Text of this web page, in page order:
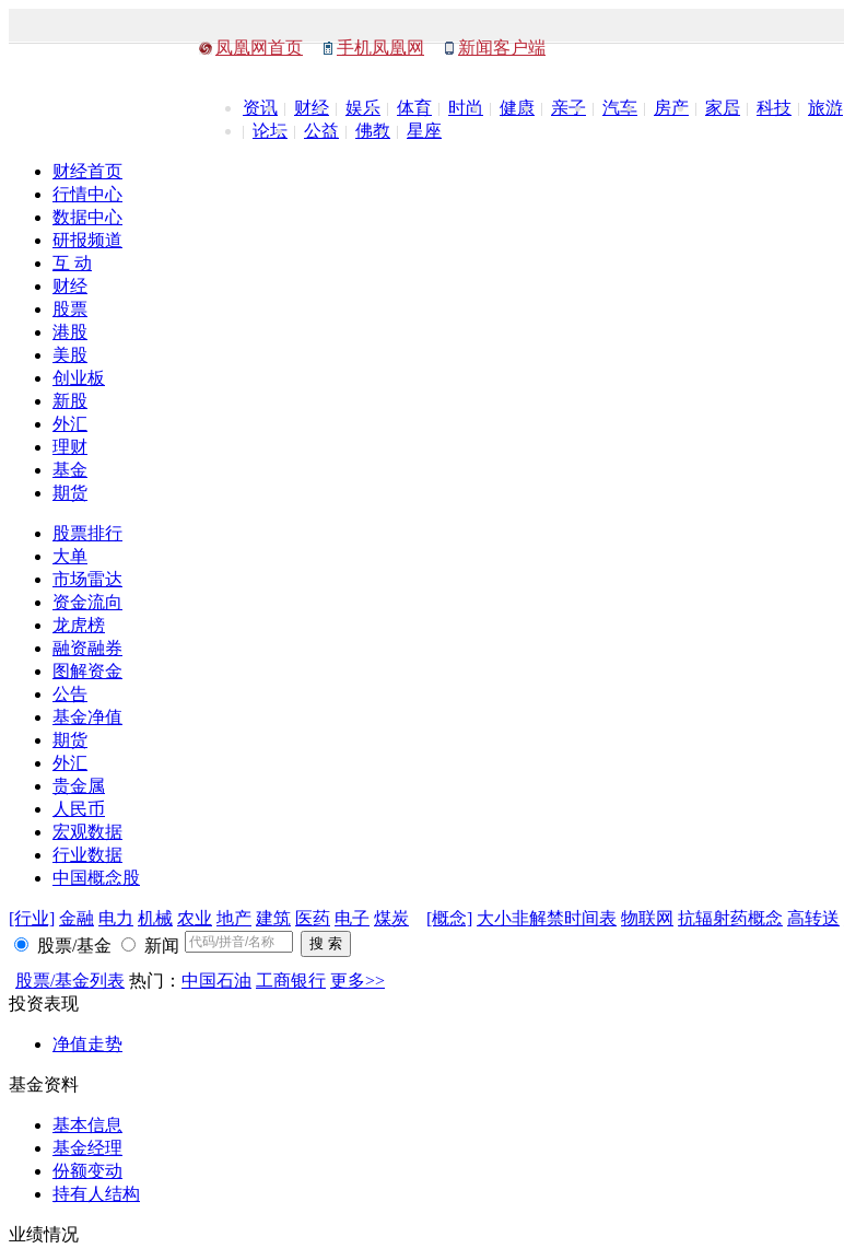
凤凰网首页 手机凤凰网 新闻客户端
资讯 财经 娱乐 体育 时尚 健康 亲子 汽车 房产 家居 科技 旅游
论坛
公益 佛教 星座
财经首页
行情中心
数据中心
研报频道
互 动
财经
股票
港股
美股
创业板
新股
外汇
理财
基金
期货
股票排行
大单
市场雷达
资金流向
龙虎榜
融资融券
图解资金
公告
基金净值
期货
外汇
贵金属
人民币
宏观数据
行业数据
中国概念股
[行业] 金融 电力 机械 农业 地产 建筑 医药 电子 煤炭 [概念] 大小非解禁时间表 物联网 抗辐射药概念 高转送
股票/基金
新闻
股票/基金列表 热门： 中国石油 工商银行 更多>>
投资表现
净值走势
基金资料
基本信息
基金经理
份额变动
持有人结构
业绩情况